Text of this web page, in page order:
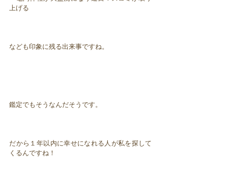
上げる
なども印象に残る出来事ですね。
鑑定でもそうなんだそうです。
だから１年以内に幸せになれる人が私を探して
くるんですね！